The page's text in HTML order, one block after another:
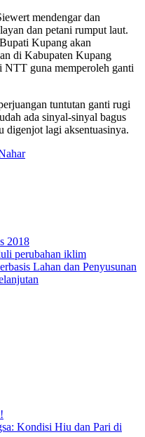
mendengar dan
dan petani rumput laut.
Kupang akan
di Kabupaten Kupang
NTT guna memperoleh ganti
tuntutan ganti rugi
ada sinyal-sinyal bagus
digenjot lagi aksentuasinya.
2018
perubahan iklim
Lahan dan Penyusunan
Kondisi Hiu dan Pari di